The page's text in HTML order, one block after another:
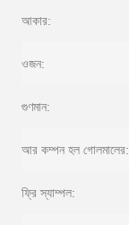
আকার:
ওজন:
গুণমান:
আর কম্পন হল গোলমালের:
ফ্রি স্যাম্পল: